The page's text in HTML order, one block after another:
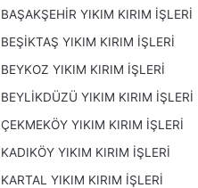
BAŞAKŞEHİR YIKIM KIRIM İŞLERİ
BEŞİKTAŞ YIKIM KIRIM İŞLERİ
BEYKOZ YIKIM KIRIM İŞLERİ
BEYLİKDÜZÜ YIKIM KIRIM İŞLERİ
ÇEKMEKÖY YIKIM KIRIM İŞLERİ
KADIKÖY YIKIM KIRIM İŞLERİ
KARTAL YIKIM KIRIM İŞLERİ